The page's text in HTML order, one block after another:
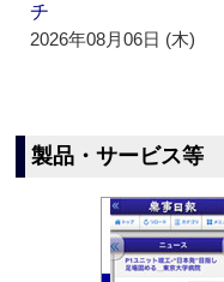
チ
2026年08月06日 (木)
製品・サービス等